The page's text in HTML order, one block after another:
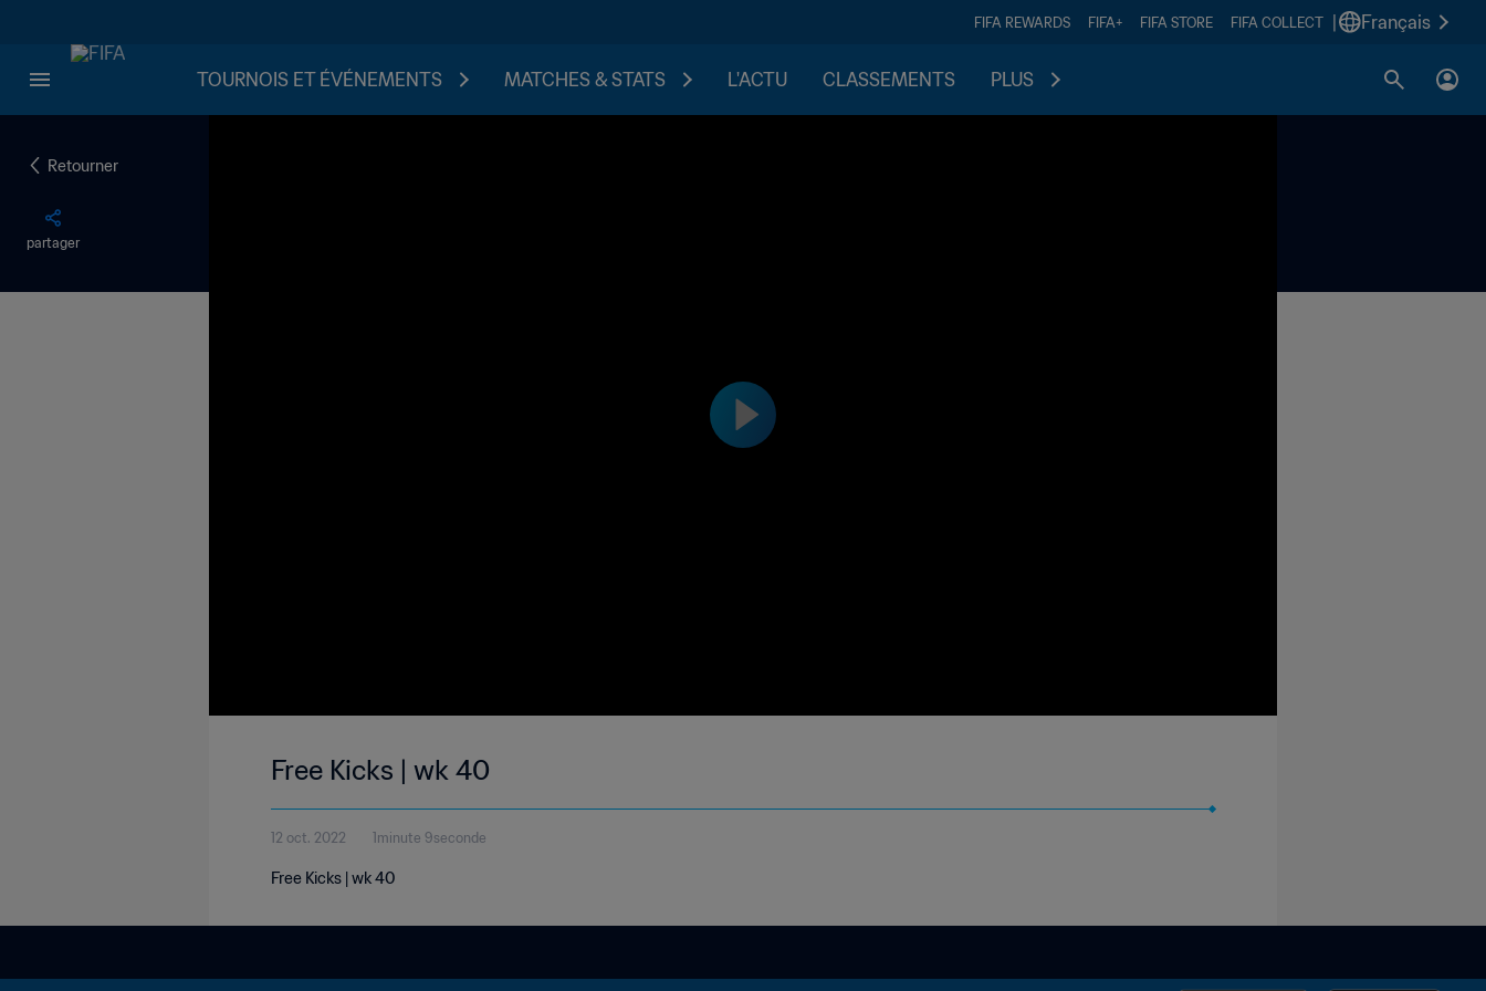
FIFA REWARDS FIFA+ FIFA STORE FIFA COLLECT Français
TOURNOIS ET ÉVÉNEMENTS MATCHES & STATS L'ACTU CLASSEMENTS PLUS
Retourner
partager
Free Kicks | wk 40
12 oct. 2022 1minute 9seconde
Free Kicks | wk 40